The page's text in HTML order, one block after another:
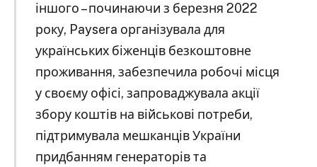
іншого – починаючи з березня 2022
року, Paysera організувала для
українських біженців безкоштовне
проживання, забезпечила робочі місця
у своєму офісі, запроваджувала акції
збору коштів на військові потреби,
підтримувала мешканців України
придбанням генераторів та